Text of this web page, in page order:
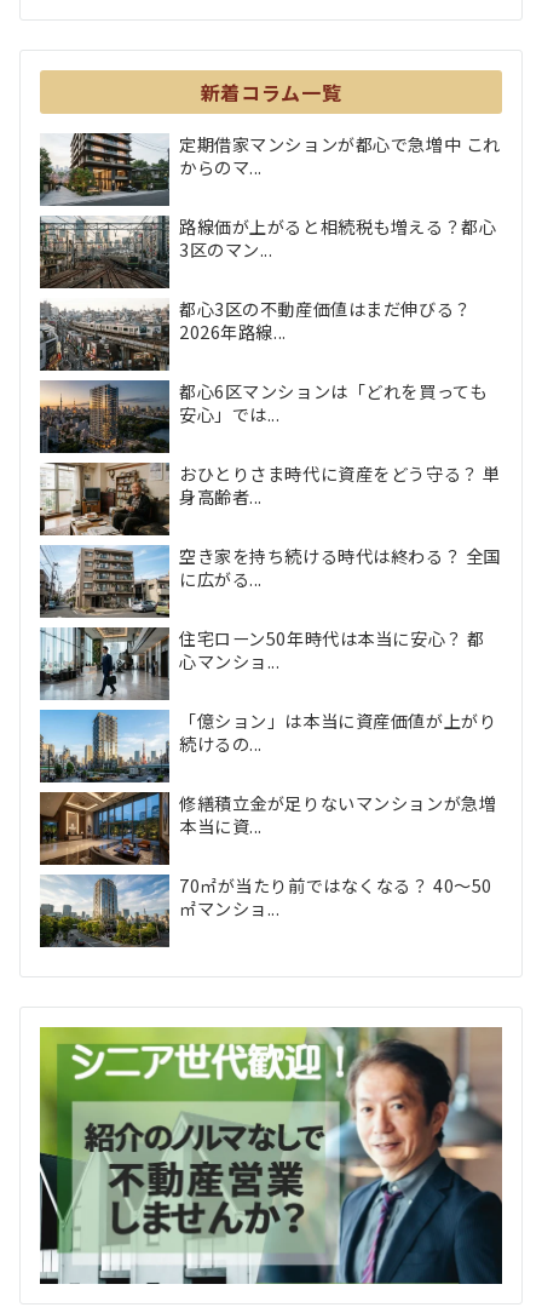
新着コラム一覧
定期借家マンションが都心で急増中 これ
からのマ...
路線価が上がると相続税も増える？都心
3区のマン...
都心3区の不動産価値はまだ伸びる？
2026年路線...
都心6区マンションは「どれを買っても
安心」では...
おひとりさま時代に資産をどう守る？ 単
身高齢者...
空き家を持ち続ける時代は終わる？ 全国
に広がる...
住宅ローン50年時代は本当に安心？ 都
心マンショ...
「億ション」は本当に資産価値が上がり
続けるの...
修繕積立金が足りないマンションが急増
本当に資...
70㎡が当たり前ではなくなる？ 40〜50
㎡マンショ...